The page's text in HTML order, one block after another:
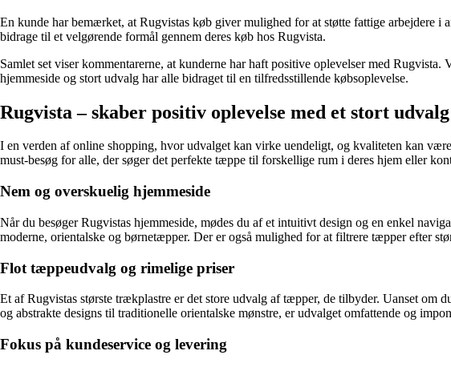
En kunde har bemærket, at Rugvistas køb giver mulighed for at støtte fattige
bidrage til et velgørende formål gennem deres køb hos Rugvista.
Samlet set viser kommentarerne, at kunderne har haft positive oplevelser med
hjemmeside og stort udvalg har alle bidraget til en tilfredsstillende købsoplevelse.
Rugvista – skaber positiv oplevelse med et stort
I en verden af ​​online shopping, hvor udvalget kan virke uendeligt, og kvaliteten kan
must-besøg for alle, der søger det perfekte tæppe til forskellige rum i deres hjem eller
Nem og overskuelig hjemmeside
Når du besøger Rugvistas hjemmeside, mødes du af et intuitivt design og en enkel
moderne, orientalske og børnetæpper. Der er også mulighed for at filtrere tæpper efter
Flot tæppeudvalg og rimelige priser
Et af Rugvistas største trækplastre er det store udvalg af tæpper, de tilbyder. Uanset om
og abstrakte designs til traditionelle orientalske mønstre, er udvalget omfattende og
Fokus på kundeservice og levering